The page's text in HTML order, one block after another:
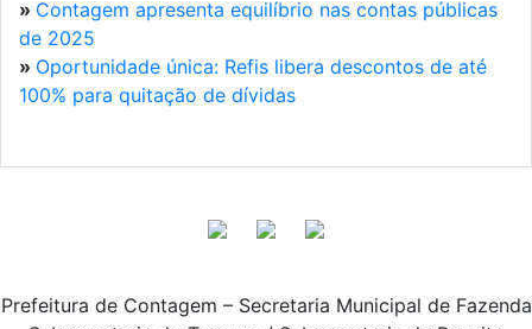
» Contagem apresenta equilíbrio nas contas públicas
de 2025
» Oportunidade única: Refis libera descontos de até
100% para quitação de dívidas
Prefeitura de Contagem – Secretaria Municipal de Fazenda